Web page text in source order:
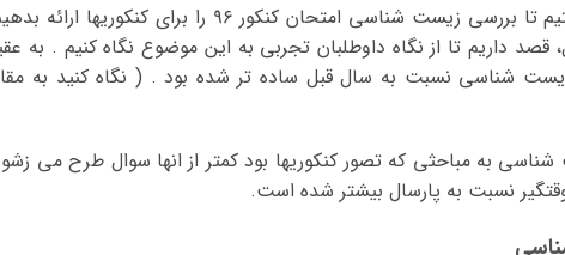
کنکور سال ۹۷ نزدیک است لذا تصمیم گرفتیم تا بررسی زیست شناسی امتحان کنکور ۹۶ را برای کنکوریها
قصد داریم تا از نگاه داوطلبان تجربی به این موضوع نگاه کنیم . به
کنکور سال ۹۶ ، سوالات زیست شناسی نسبت به سال قبل ساده تر شده بود . ( نگاه کنید به
به مباحثی که تصور کنکوریها بود کمتر از انها سوال طرح می
نسبت به پارسال بیشتر شده است.